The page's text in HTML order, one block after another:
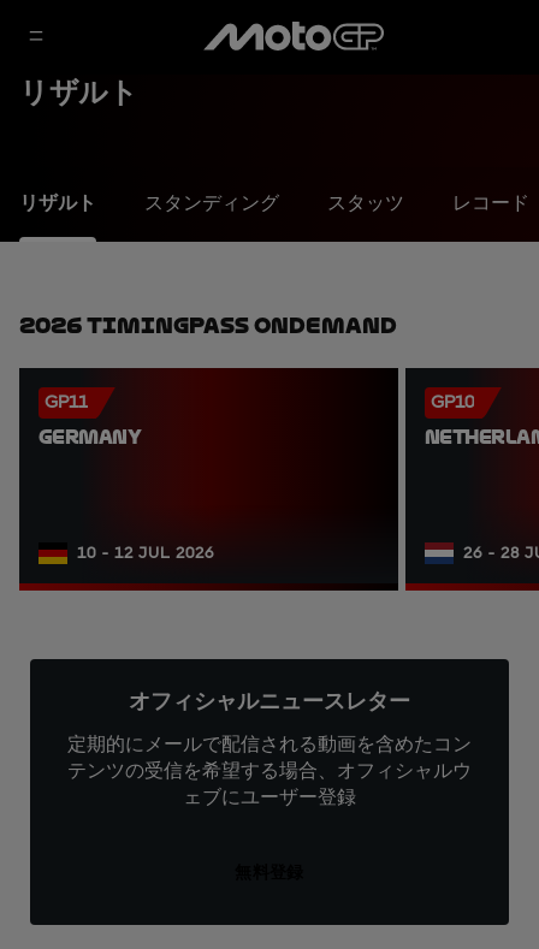
リザルト
リザルト スタンディング スタッツ レコード
2026 TimingPass OnDemand
GP11
GERMANY
10 - 12 JUL 2026
GP10
26 - 28
オフィシャルニュースレター
定期的にメールで配信される動画を含めたコン
テンツの受信を希望する場合、オフィシャルウ
ェブにユーザー登録